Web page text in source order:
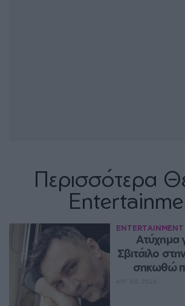
Περισσότερα
ENTERTAINMENT
Ατύχημα
Σβιτάιλο
σηκωθώ